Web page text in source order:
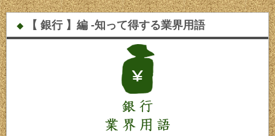
◆ 【 銀行 】編 -知って得する業界用語